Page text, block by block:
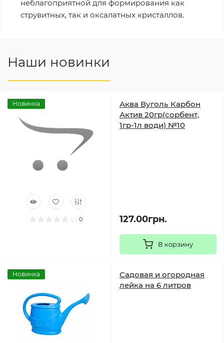
неблагоприятной для формирования как
струвитных, так и оксалатных кристаллов.
Наши новинки
Новинка
0
Аква Вуголь Карбон
Актив 20гр(сорбент,
1гр-1л води) №10
127.00грн.
В корзину
Новинка
Садовая и огородная
лейка на 6 литров